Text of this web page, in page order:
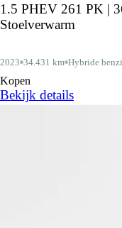
1.5 PHEV 261 PK |
Stoelverwarm
2023 34.431 km Hybride
Kopen
Bekijk details